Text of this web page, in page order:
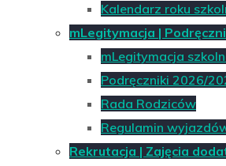
Kalendarz roku
mLegitymacja |
mLegitymacja
Podręczniki 2026/
Rada Rodziców
Regulamin
Rekrutacja | Zajęcia